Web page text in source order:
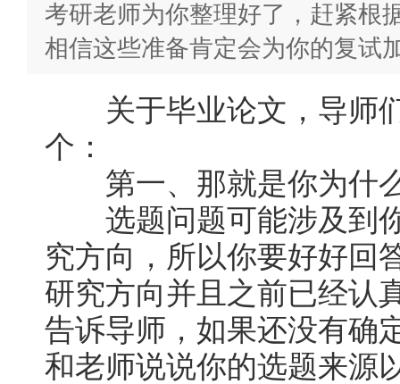
考研老师为你整理好了，赶紧根
相信这些准备肯定会为你的复试
关于毕业论文，导师
个：
第一、那就是你为什
选题问题可能涉及到你
究方向，所以你要好好回
研究方向并且之前已经认
告诉导师，如果还没有确
和老师说说你的选题来源